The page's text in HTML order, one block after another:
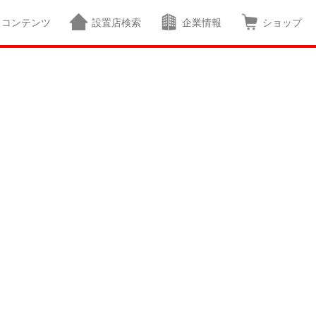
コンテンツ 設置店検索 企業情報 ショップ